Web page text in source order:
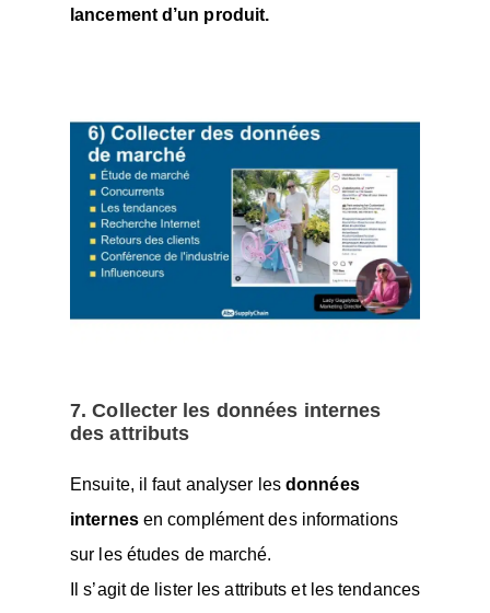
lancement d’un produit.
7. Collecter les données internes
des attributs
Ensuite, il faut analyser les données
internesen complément des informations
sur les études de marché.
Il s’agit de lister les attributs et les tendances